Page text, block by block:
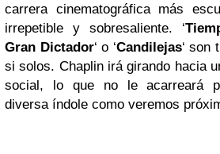
carrera cinematográfica más
irrepetible y sobresaliente. ‘
Gran Dictador‘ o ‘Candilejas‘ son
si solos. Chaplin irá girando hacia
social, lo que no le acarreará
diversa índole como veremos